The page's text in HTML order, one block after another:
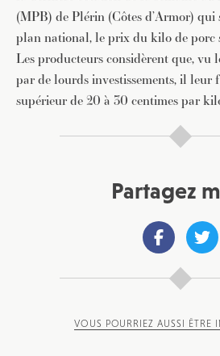
(MPB) de Plérin (Côtes d’Armor) qui
plan national, le prix du kilo de porc
Les producteurs considèrent que, vu
par de lourds investissements, il
supérieur de 20 à 30 centimes par
Partagez
VOUS POURRIEZ AUSSI ÊTRE